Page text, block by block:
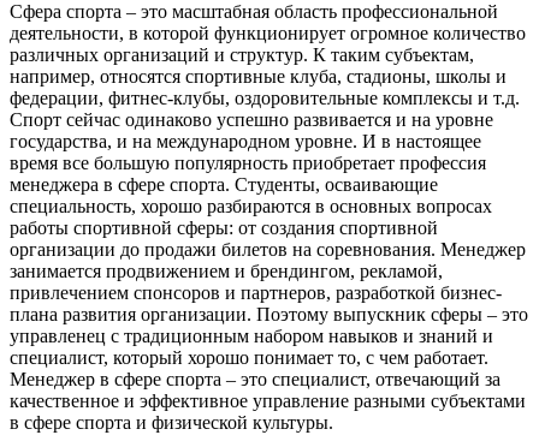
Сфера спорта – это масштабная область профессиональной
деятельности, в которой функционирует огромное количество
различных организаций и структур. К таким субъектам,
например, относятся спортивные клуба, стадионы, школы и
федерации, фитнес-клубы, оздоровительные комплексы и т.д.
Спорт сейчас одинаково успешно развивается и на уровне
государства, и на международном уровне. И в настоящее
время все большую популярность приобретает профессия
менеджера в сфере спорта. Студенты, осваивающие
специальность, хорошо разбираются в основных вопросах
работы спортивной сферы: от создания спортивной
организации до продажи билетов на соревнования. Менеджер
занимается продвижением и брендингом, рекламой,
привлечением спонсоров и партнеров, разработкой бизнес-
плана развития организации. Поэтому выпускник сферы – это
управленец с традиционным набором навыков и знаний и
специалист, который хорошо понимает то, с чем работает.
Менеджер в сфере спорта – это специалист, отвечающий за
качественное и эффективное управление разными субъектами
в сфере спорта и физической культуры.